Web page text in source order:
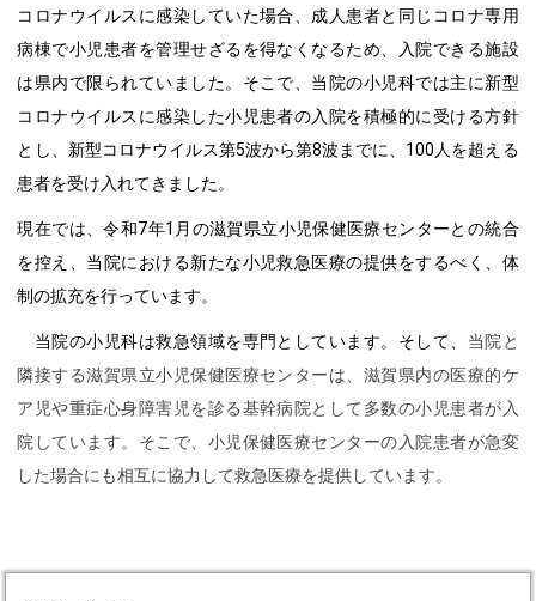
コロナウイルスに感染していた場合、成人患者と同じコロナ専用
病棟で小児患者を管理せざるを得なくなるため、入院できる施設
は県内で限られていました。そこで、当院の小児科では主に新型
コロナウイルスに感染した小児患者の入院を積極的に受ける方針
とし、新型コロナウイルス第5波から第8波までに、100人を超える
患者を受け入れてきました。
現在では、令和7年1月の滋賀県立小児保健医療センターとの統合
を控え、当院における新たな小児救急医療の提供をするべく、体
制の拡充を行っています。
当院の小児科は救急領域を専門としています。そして、 当院と
隣接する滋賀県立小児保健医療センターは、滋賀県内の医療的ケ
ア児や重症心身障害児を診る基幹病院として多数の小児患者が入
院しています。そこで、小児保健医療センターの入院患者が急変
した場合にも相互に協力して救急医療を提供しています。